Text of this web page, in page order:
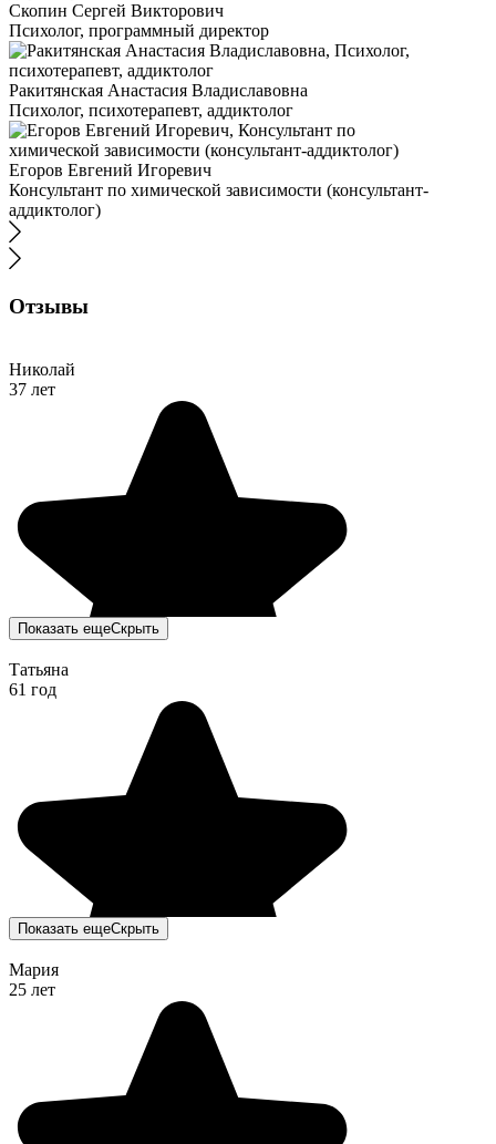
Скопин Сергей Викторович
Психолог, программный директор
Ракитянская Анастасия Владиславовна
Психолог, психотерапевт, аддиктолог
Егоров Евгений Игоревич
Консультант по химической зависимости (консультант-
аддиктолог)
Отзывы
Николай
37 лет
Показать ещеСкрыть
Татьяна
61 год
Показать ещеСкрыть
Мария
25 лет